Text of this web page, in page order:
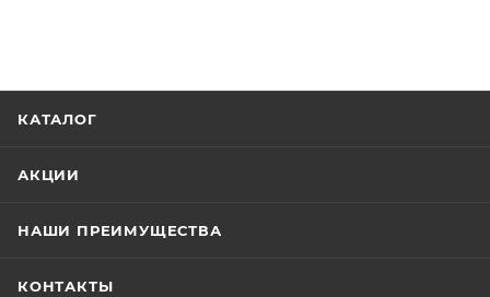
КАТАЛОГ
АКЦИИ
НАШИ ПРЕИМУЩЕСТВА
КОНТАКТЫ